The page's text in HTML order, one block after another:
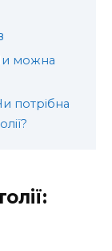
можна
потрібна